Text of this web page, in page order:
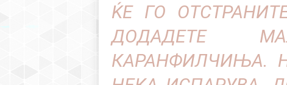
ЌЕ ГО
ДОДАДЕТЕ
КАРАНФИЛЧИЊА.